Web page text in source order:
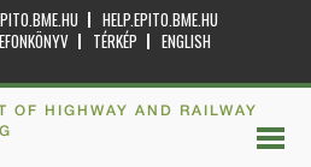
HELP.EPITO.BME.HU
TÉRKÉP
ENGLISH
OF HIGHWAY AND RAILWAY